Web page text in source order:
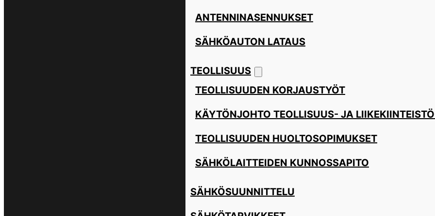
ANTENNINASENNUKSET
SÄHKÖAUTON LATAUS
TEOLLISUUS
TEOLLISUUDEN KORJAUSTYÖT
KÄYTÖNJOHTO TEOLLISUUS- JA
TEOLLISUUDEN HUOLTOSOPIMUKSET
SÄHKÖLAITTEIDEN KUNNOSSAPITO
SÄHKÖSUUNNITTELU